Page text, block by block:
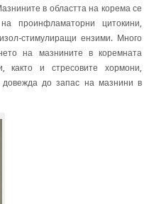
в областта на корема се
проинфламаторни цитокини,
стимулиращи ензими. Много
на мазнините в коремната
както и стресовите хормони,
довежда до запас на мазнини в